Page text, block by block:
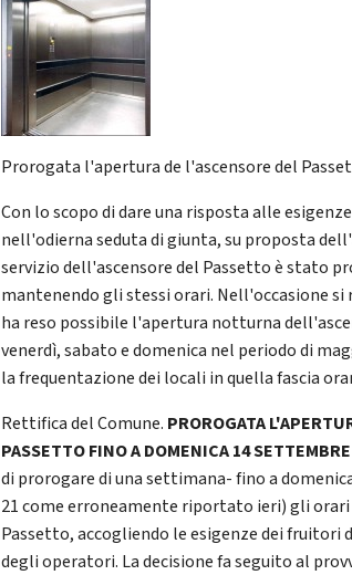
Prorogata l'apertura de l'ascensore del
Con lo scopo di dare una risposta alle
nell'odierna seduta di giunta, su proposta
servizio dell'ascensore del Passetto è stato
mantenendo gli stessi orari. Nell'occasione
ha reso possibile l'apertura notturna
venerdì, sabato e domenica nel periodo di
la frequentazione dei locali in quella fascia
Rettifica del Comune. PROROGATA
PASSETTO FINO A DOMENICA 14 SETTEMBRE
di prorogare di una settimana- fino a
21 come erroneamente riportato ieri) gli
Passetto, accogliendo le esigenze dei
degli operatori. La decisione fa seguito al